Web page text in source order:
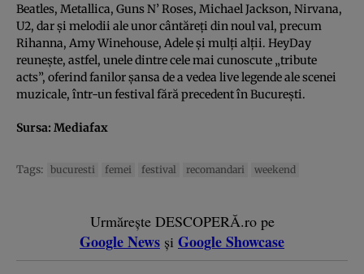
Beatles, Metallica, Guns N’ Roses, Michael Jackson, Nirvana,
U2, dar şi melodii ale unor cântăreţi din noul val, precum
Rihanna, Amy Winehouse, Adele şi mulţi alţii. HeyDay
reuneşte, astfel, unele dintre cele mai cunoscute „tribute
acts”, oferind fanilor şansa de a vedea live legende ale scenei
muzicale, într-un festival fără precedent în Bucureşti.
Sursa: Mediafax
Tags: bucuresti femei festival recomandari weekend
Urmărește DESCOPERĂ.ro pe
Google News și Google Showcase